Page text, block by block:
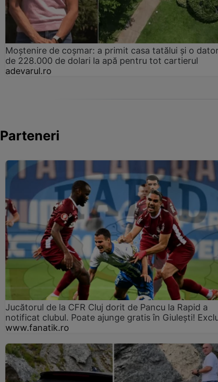
Moștenire de coșmar: a primit casa tatălui și o
de 228.000 de dolari la apă pentru tot cartierul
adevarul.ro
Parteneri
Jucătorul de la CFR Cluj dorit de Pancu la Rapid a
notificat clubul. Poate ajunge gratis în Giulești!
www.fanatik.ro